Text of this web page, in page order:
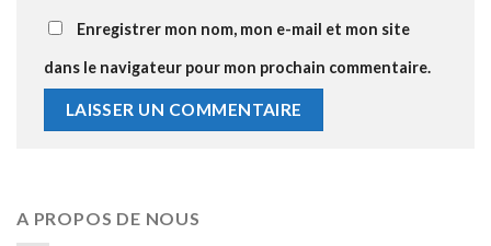
Enregistrer mon nom, mon e-mail et mon site
dans le navigateur pour mon prochain commentaire.
A PROPOS DE NOUS